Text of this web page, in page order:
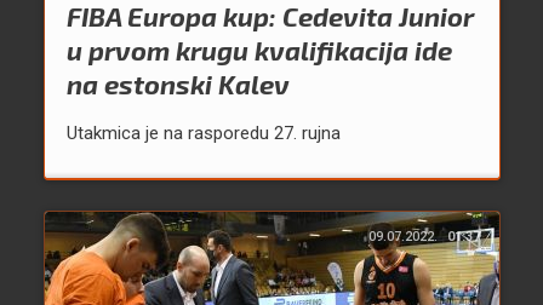
FIBA Europa kup: Cedevita Junior
u prvom krugu kvalifikacija ide
na estonski Kalev
Utakmica je na rasporedu 27. rujna
09.07.2022. 01:37